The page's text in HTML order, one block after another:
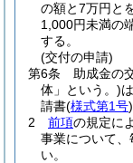
の額と7万円と
1,000円未満の
する。
(交付の申請)
第6条
助成金の
体」という。)
請書(様式第1号)
2
前項の規定に
事業について
い。